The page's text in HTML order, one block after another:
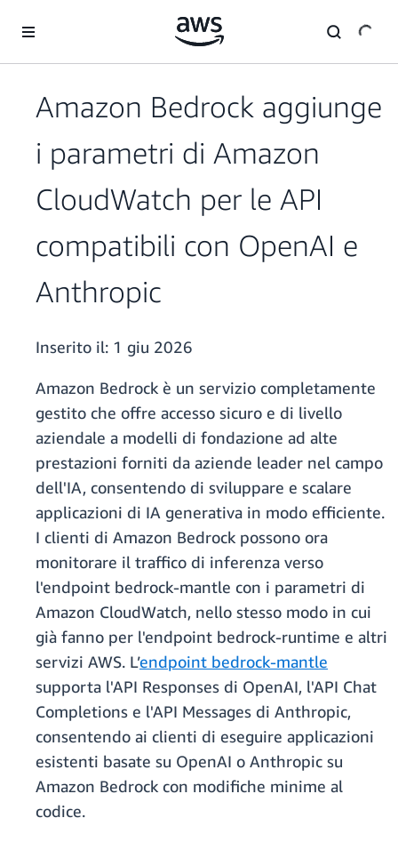
Amazon Bedrock aggiunge
i parametri di Amazon
CloudWatch per le API
compatibili con OpenAI e
Anthropic
Inserito il: 1 giu 2026
Amazon Bedrock è un servizio completamente
gestito che offre accesso sicuro e di livello
aziendale a modelli di fondazione ad alte
prestazioni forniti da aziende leader nel campo
dell'IA, consentendo di sviluppare e scalare
applicazioni di IA generativa in modo efficiente.
I clienti di Amazon Bedrock possono ora
monitorare il traffico di inferenza verso
l'endpoint bedrock-mantle con i parametri di
Amazon CloudWatch, nello stesso modo in cui
già fanno per l'endpoint bedrock-runtime e altri
servizi AWS. L’endpoint bedrock-mantle
supporta l'API Responses di OpenAI, l'API Chat
Completions e l'API Messages di Anthropic,
consentendo ai clienti di eseguire applicazioni
esistenti basate su OpenAI o Anthropic su
Amazon Bedrock con modifiche minime al
codice.